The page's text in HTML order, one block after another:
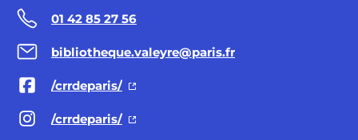
01 42 85 27 56
bibliotheque.valeyre@paris.fr
/crrdeparis/
/crrdeparis/